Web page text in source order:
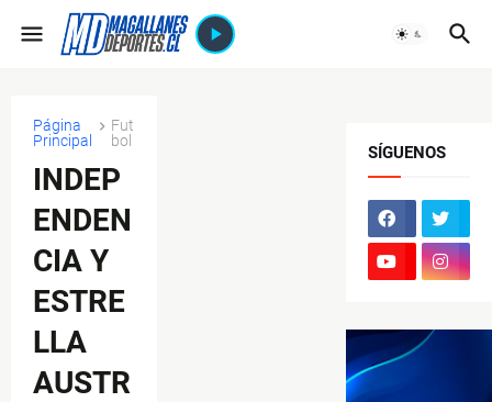
Página
Principal
Fut
bol
INDEP
ENDEN
CIA Y
ESTRE
LLA
AUSTR
SÍGUENOS